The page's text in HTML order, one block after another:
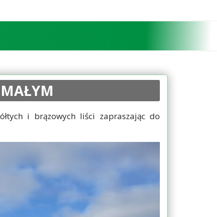
i brązowych liści zapraszając do